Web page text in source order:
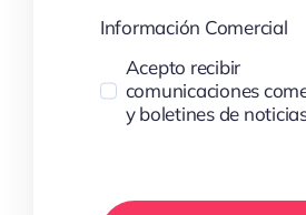
Información Comercial
Acepto recibir
comunicaciones
y boletines de